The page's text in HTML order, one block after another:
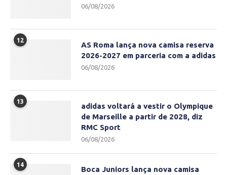
06/08/2026
12
AS Roma lança nova camisa reserva
2026-2027 em parceria com a adidas
06/08/2026
13
adidas voltará a vestir o Olympique
de Marseille a partir de 2028, diz
RMC Sport
06/08/2026
14
Boca Juniors lança nova camisa